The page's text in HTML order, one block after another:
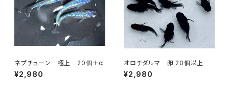
ネプチューン 極上 20個＋α
¥2,980
オロチダルマ 卵 20個以上
¥2,980